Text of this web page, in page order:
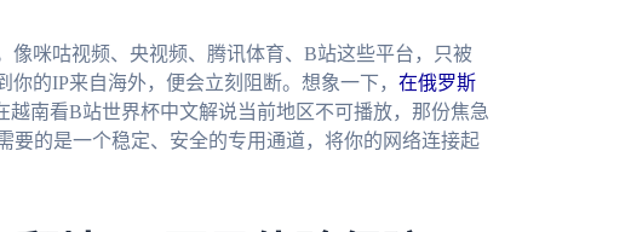
咪咕视频、央视频、腾讯体育、B站这些平台，只被
的IP来自海外，便会立刻阻断。想象一下， 在俄罗斯
越南看B站世界杯中文解说当前地区不可播放，那份焦急
要的是一个稳定、安全的专用通道，将你的网络连接起